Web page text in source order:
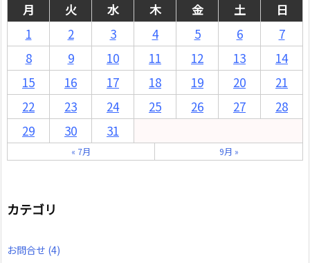
月
火 水 木 金 土
日
1
2 3 4 5 6
7
8
9 10 11 12 13
14
15
16 17 18 19 20
21
22
23 24 25 26 27
28
29
30 31
« 7月 9月 »
カテゴリ
お問合せ (4)